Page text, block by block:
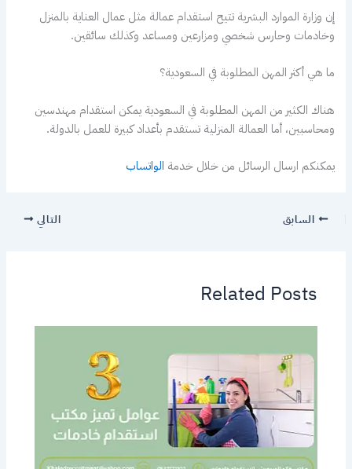
إن وزارة الموارد البشرية تتيح استقدام عمالة مثل عمال العناية بالمنزل
وخادمات وحارس شخصي ومزارعين ومساعد وكذلك سائقين.
ما هي أكثر المهن المطلوبة في السعودية؟
هناك الكثير من المهن المطلوبة في السعودية يمكن استقدام مهندسين
ومحاسبين، أما العمالة المنزلية تستقدم بأعداد كبيرة للعمل بالدولة.
يمكنكم ارسال الرسائل من خلال خدمة الواتساب
السابق التالي
Related Posts